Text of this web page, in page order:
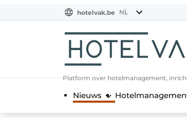
NL
EN
FR
hotelvak.be NL
Platform over hotelmanagement,
Nieuws